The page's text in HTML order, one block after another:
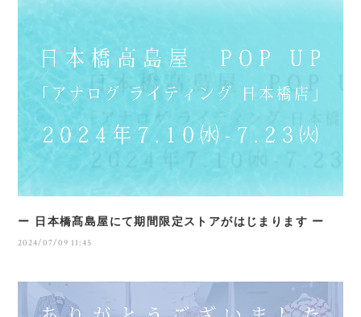
ー 日本橋髙島屋にて期間限定ストアがはじまります ー
2024/07/09 11:45